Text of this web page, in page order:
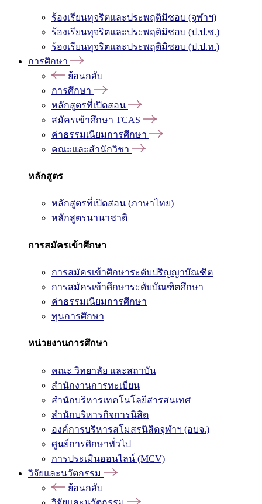
ร้องเรียนทุจริตและประพฤติมิชอบ (จุฬาฯ)
ร้องเรียนทุจริตและประพฤติมิชอบ (ป.ป.ช.)
ร้องเรียนทุจริตและประพฤติมิชอบ (ป.ป.ท.)
การศึกษา
ย้อนกลับ
การศึกษา
หลักสูตรที่เปิดสอน
สมัครเข้าศึกษา TCAS
ค่าธรรมเนียมการศึกษา
คณะและสำนักวิชา
หลักสูตร
หลักสูตรที่เปิดสอน (ภาษาไทย)
หลักสูตรนานาชาติ
การสมัครเข้าศึกษา
การสมัครเข้าศึกษาระดับปริญญาบัณฑิต
การสมัครเข้าศึกษาระดับบัณฑิตศึกษา
ค่าธรรมเนียมการศึกษา
ทุนการศึกษา
หน่วยงานการศึกษา
คณะ วิทยาลัย และสถาบัน
สำนักงานการทะเบียน
สำนักบริหารเทคโนโลยีสารสนเทศ
สำนักบริหารกิจการนิสิต
องค์การบริหารสโมสรนิสิตจุฬาฯ (อบจ.)
ศูนย์การศึกษาทั่วไป
การประเมินออนไลน์ (MCV)
วิจัยและนวัตกรรม
ย้อนกลับ